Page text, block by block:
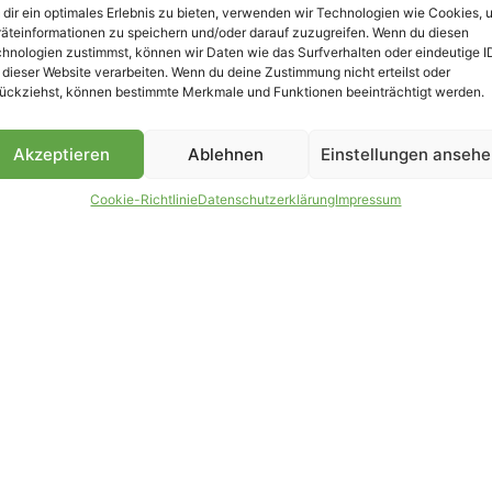
dir ein optimales Erlebnis zu bieten, verwenden wir Technologien wie Cookies,
zu speichern und/oder darauf zuzugreifen. Wenn du diesen
zustimmst, können wir Daten wie das Surfverhalten oder eindeutige
Website verarbeiten. Wenn du deine Zustimmung nicht erteilst oder
können bestimmte Merkmale und Funktionen beeinträchtigt werden.
Akzeptieren Ablehnen Einstellungen
Cookie-RichtlinieDatenschutzerklärungImpressum